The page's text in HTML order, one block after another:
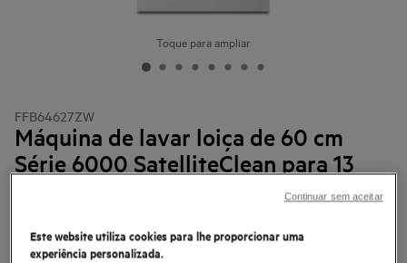
Toque para ampliar
FFB64627ZW
Máquina de lavar loiça de 60 cm
Série 6000 SatelliteClean para 13
Este website utiliza cookies para lhe proporcionar uma
experiência personalizada.
Continuar sem aceitar